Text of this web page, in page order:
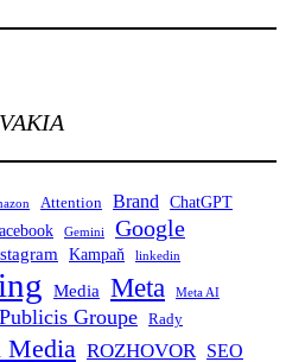
Attention Brand ChatGPT
Gemini Google
Kampaň linkedin
Media Meta Meta AI
Publicis Groupe Rady
Media ROZHOVOR SEO